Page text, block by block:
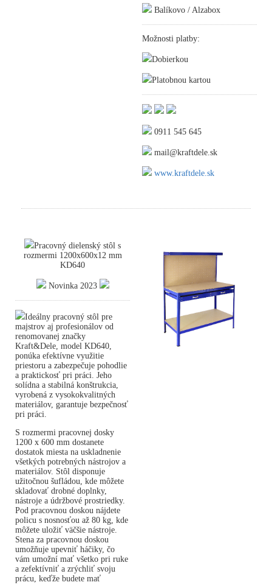
Balíkovo / Alzabox
Možnosti platby:
Dobierkou
Platobnou kartou
0911 545 645
mail@kraftdele.sk
www.kraftdele.sk
Pracovný dielenský stôl s
rozmermi 1200x600x12 mm
KD640
Novinka 2023
Ideálny pracovný stôl pre
majstrov aj profesionálov od
renomovanej značky
Kraft&Dele, model KD640,
ponúka efektívne využitie
priestoru a zabezpečuje pohodlie
a praktickosť pri práci. Jeho
solídna a stabilná konštrukcia,
vyrobená z vysokokvalitných
materiálov, garantuje bezpečnosť
pri práci.
S rozmermi pracovnej dosky
1200 x 600 mm dostanete
dostatok miesta na uskladnenie
všetkých potrebných nástrojov a
materiálov. Stôl disponuje
užitočnou šufládou, kde môžete
skladovať drobné doplnky,
nástroje a údržbové prostriedky.
Pod pracovnou doskou nájdete
policu s nosnosťou až 80 kg, kde
môžete uložiť väčšie nástroje.
Stena za pracovnou doskou
umožňuje upevniť háčiky, čo
vám umožní mať všetko pri ruke
a zefektívniť a zrýchliť svoju
prácu, keďže budete mať